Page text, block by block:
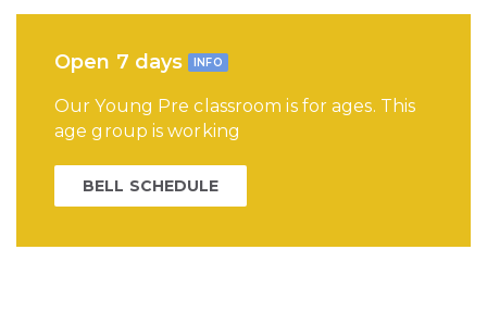
Open 7 days INFO
Our Young Pre classroom is for ages. This
age group is working
BELL SCHEDULE